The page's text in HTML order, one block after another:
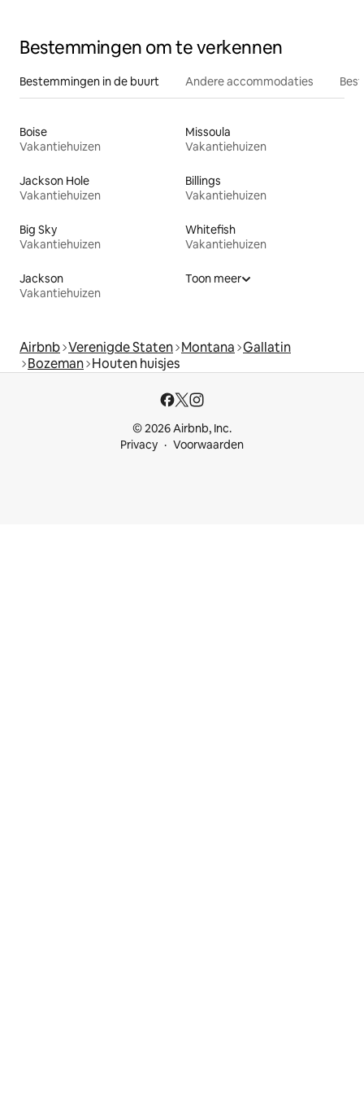
Bestemmingen om te verkennen
Bestemmingen in de buurt Andere accommodaties
Boise
Vakantiehuizen
Missoula
Vakantiehuizen
Jackson Hole
Vakantiehuizen
Billings
Vakantiehuizen
Big Sky
Vakantiehuizen
Whitefish
Vakantiehuizen
Jackson
Vakantiehuizen
Toon meer
Airbnb Verenigde Staten Montana Gallatin
Bozeman Houten huisjes
© 2026 Airbnb, Inc.
Privacy
Voorwaarden